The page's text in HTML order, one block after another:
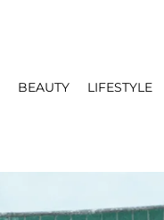
BEAUTY LIFESTYLE